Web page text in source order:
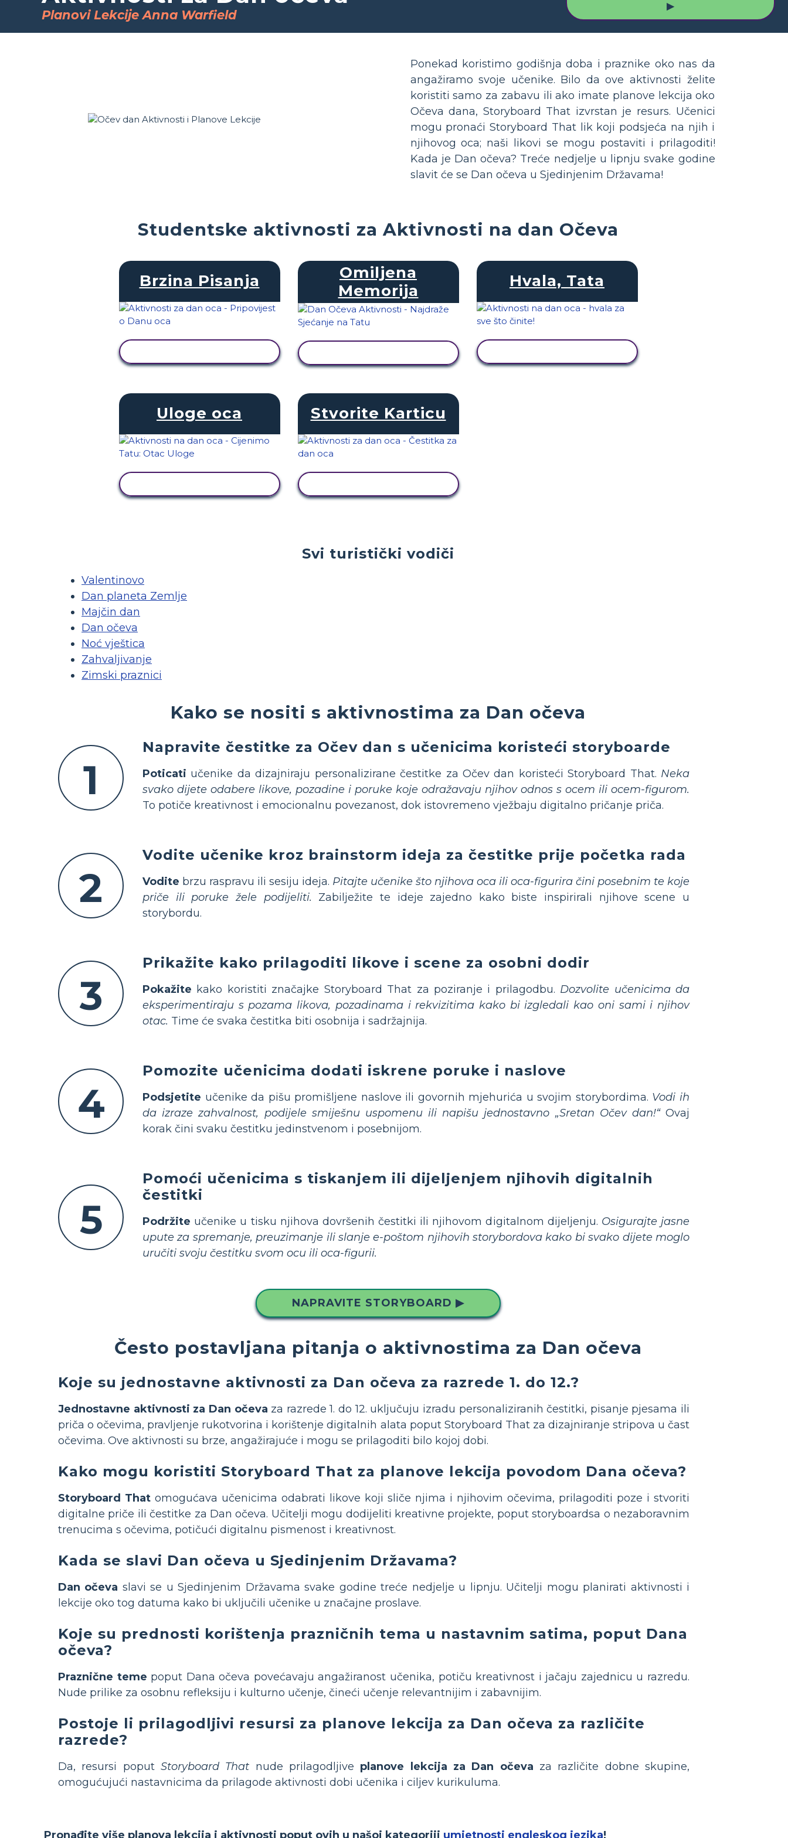
Planovi Lekcije Anna Warfield
▶
Ponekad koristimo godišnja doba i praznike oko nas da
angažiramo svoje učenike. Bilo da ove aktivnosti želite
koristiti samo za zabavu ili ako imate planove lekcija oko
Očeva dana, Storyboard That izvrstan je resurs. Učenici
mogu pronaći Storyboard That lik koji podsjeća na njih i
njihovog oca; naši likovi se mogu postaviti i prilagoditi!
Kada je Dan očeva? Treće nedjelje u lipnju svake godine
slavit će se Dan očeva u Sjedinjenim Državama!
Studentske aktivnosti za Aktivnosti na dan Očeva
Brzina Pisanja
Omiljena
Memorija
Hvala, Tata
Uloge oca Stvorite Karticu
Svi turistički vodiči
Valentinovo
Dan planeta Zemlje
Majčin dan
Dan očeva
Noć vještica
Zahvaljivanje
Zimski praznici
Kako se nositi s aktivnostima za Dan očeva
1
Napravite čestitke za Očev dan s učenicima koristeći storyboarde
Poticati učenike da dizajniraju personalizirane čestitke za Očev dan koristeći Storyboard That. Neka
svako dijete odabere likove, pozadine i poruke koje odražavaju njihov odnos s ocem ili ocem-figurom.
To potiče kreativnost i emocionalnu povezanost, dok istovremeno vježbaju digitalno pričanje priča.
2
Vodite učenike kroz brainstorm ideja za čestitke prije početka rada
Vodite brzu raspravu ili sesiju ideja. Pitajte učenike što njihova oca ili oca-figurira čini posebnim te koje
priče ili poruke žele podijeliti. Zabilježite te ideje zajedno kako biste inspirirali njihove scene u
storybordu.
3
Prikažite kako prilagoditi likove i scene za osobni dodir
Pokažite kako koristiti značajke Storyboard That za poziranje i prilagodbu. Dozvolite učenicima da
eksperimentiraju s pozama likova, pozadinama i rekvizitima kako bi izgledali kao oni sami i njihov
otac. Time će svaka čestitka biti osobnija i sadržajnija.
4
Pomozite učenicima dodati iskrene poruke i naslove
Podsjetite učenike da pišu promišljene naslove ili govornih mjehurića u svojim storybordima. Vodi ih
da izraze zahvalnost, podijele smiješnu uspomenu ili napišu jednostavno „Sretan Očev dan!“Ovaj
korak čini svaku čestitku jedinstvenom i posebnijom.
5
Pomoći učenicima s tiskanjem ili dijeljenjem njihovih digitalnih
čestitki
Podržite učenike u tisku njihova dovršenih čestitki ili njihovom digitalnom dijeljenju. Osigurajte jasne
upute za spremanje, preuzimanje ili slanje e-poštom njihovih storybordova kako bi svako dijete moglo
uručiti svoju čestitku svom ocu ili oca-figurii.
NAPRAVITE STORYBOARD ▶
Često postavljana pitanja o aktivnostima za Dan očeva
Koje su jednostavne aktivnosti za Dan očeva za razrede 1. do 12.?
Jednostavne aktivnosti za Dan očeva za razrede 1. do 12. uključuju izradu personaliziranih čestitki, pisanje pjesama ili
priča o očevima, pravljenje rukotvorina i korištenje digitalnih alata poput Storyboard That za dizajniranje stripova u čast
očevima. Ove aktivnosti su brze, angažirajuće i mogu se prilagoditi bilo kojoj dobi.
Kako mogu koristiti Storyboard That za planove lekcija povodom Dana očeva?
Storyboard That omogućava učenicima odabrati likove koji sliče njima i njihovim očevima, prilagoditi poze i stvoriti
digitalne priče ili čestitke za Dan očeva. Učitelji mogu dodijeliti kreativne projekte, poput storyboardsa o nezaboravnim
trenucima s očevima, potičući digitalnu pismenost i kreativnost.
Kada se slavi Dan očeva u Sjedinjenim Državama?
Dan očeva slavi se u Sjedinjenim Državama svake godine treće nedjelje u lipnju. Učitelji mogu planirati aktivnosti i
lekcije oko tog datuma kako bi uključili učenike u značajne proslave.
Koje su prednosti korištenja prazničnih tema u nastavnim satima, poput Dana
očeva?
Praznične teme poput Dana očeva povećavaju angažiranost učenika, potiču kreativnost i jačaju zajednicu u razredu.
Nude prilike za osobnu refleksiju i kulturno učenje, čineći učenje relevantnijim i zabavnijim.
Postoje li prilagodljivi resursi za planove lekcija za Dan očeva za različite
razrede?
Da, resursi poput Storyboard That nude prilagodljive planove lekcija za Dan očeva za različite dobne skupine,
omogućujući nastavnicima da prilagode aktivnosti dobi učenika i ciljev kurikuluma.
Pronađite više planova lekcija i aktivnosti poput ovih u našoj kategoriji umjetnosti engleskog jezika!